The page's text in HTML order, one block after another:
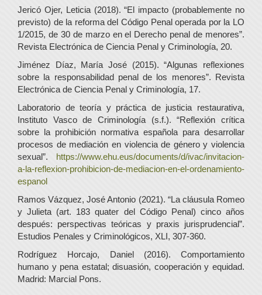
Jericó Ojer, Leticia (2018). “El impacto (probablemente no
previsto) de la reforma del Código Penal operada por la LO
1/2015, de 30 de marzo en el Derecho penal de menores”.
Revista Electrónica de Ciencia Penal y Criminología, 20.
Jiménez Díaz, María José (2015). “Algunas reflexiones
sobre la responsabilidad penal de los menores”. Revista
Electrónica de Ciencia Penal y Criminología, 17.
Laboratorio de teoría y práctica de justicia restaurativa,
Instituto Vasco de Criminología (s.f.). “Reflexión crítica
sobre la prohibición normativa española para desarrollar
procesos de mediación en violencia de género y violencia
sexual”. https://www.ehu.eus/documents/d/ivac/invitacion-
a-la-reflexion-prohibicion-de-mediacion-en-el-ordenamiento-
espanol
Ramos Vázquez, José Antonio (2021). “La cláusula Romeo
y Julieta (art. 183 quater del Código Penal) cinco años
después: perspectivas teóricas y praxis jurisprudencial”.
Estudios Penales y Criminológicos, XLI, 307-360.
Rodríguez Horcajo, Daniel (2016). Comportamiento
humano y pena estatal; disuasión, cooperación y equidad.
Madrid: Marcial Pons.